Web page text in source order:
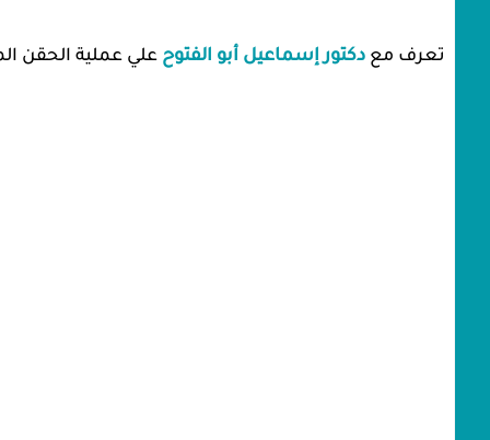
تعرف مع دكتور إسماعيل أبو الفتوح علي عملية الحقن